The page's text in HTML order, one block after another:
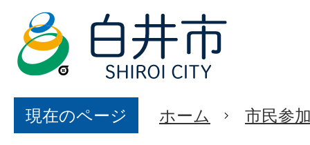
現在のページ ホーム 市民参